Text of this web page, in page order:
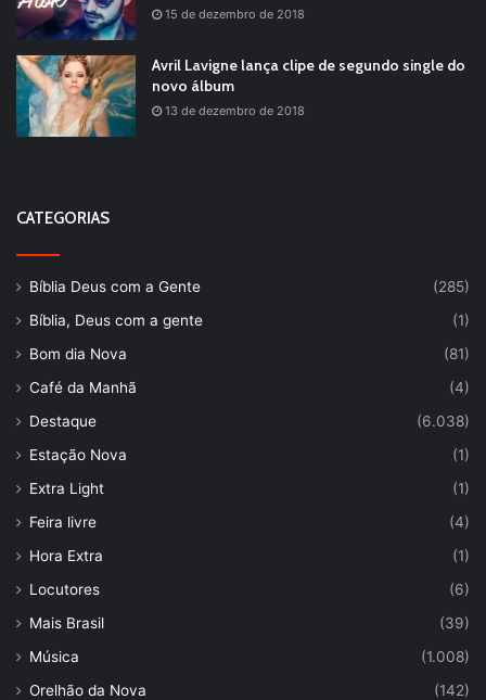
15 de dezembro de 2018
Avril Lavigne lança clipe de segundo single do
novo álbum
13 de dezembro de 2018
CATEGORIAS
Bíblia Deus com a Gente
(285)
Bíblia, Deus com a gente
(1)
Bom dia Nova
(81)
Café da Manhã
(4)
Destaque
(6.038)
Estação Nova
(1)
Extra Light
(1)
Feira livre
(4)
Hora Extra
(1)
Locutores
(6)
Mais Brasil
(39)
Música
(1.008)
Orelhão da Nova
(142)